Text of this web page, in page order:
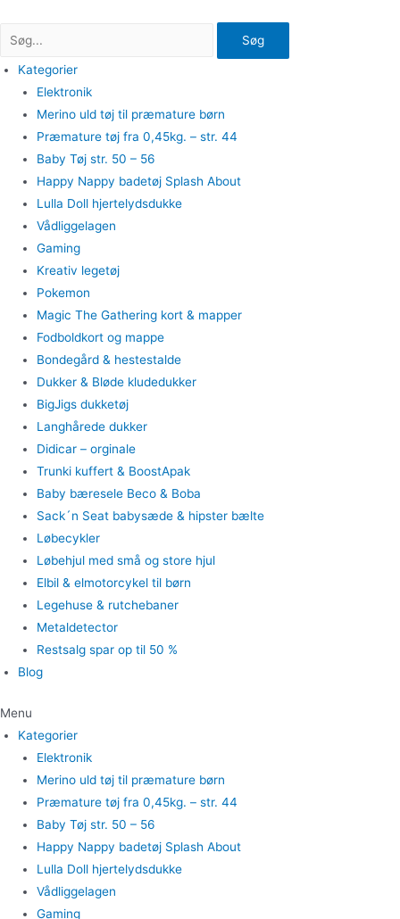
Søg
Kategorier
Elektronik
Merino uld tøj til præmature børn
Præmature tøj fra 0,45kg. – str. 44
Baby Tøj str. 50 – 56
Happy Nappy badetøj Splash About
Lulla Doll hjertelydsdukke
Vådliggelagen
Gaming
Kreativ legetøj
Pokemon
Magic The Gathering kort & mapper
Fodboldkort og mappe
Bondegård & hestestalde
Dukker & Bløde kludedukker
BigJigs dukketøj
Langhårede dukker
Didicar – orginale
Trunki kuffert & BoostApak
Baby bæresele Beco & Boba
Sack´n Seat babysæde & hipster bælte
Løbecykler
Løbehjul med små og store hjul
Elbil & elmotorcykel til børn
Legehuse & rutchebaner
Metaldetector
Restsalg spar op til 50 %
Blog
Menu
Kategorier
Elektronik
Merino uld tøj til præmature børn
Præmature tøj fra 0,45kg. – str. 44
Baby Tøj str. 50 – 56
Happy Nappy badetøj Splash About
Lulla Doll hjertelydsdukke
Vådliggelagen
Gaming